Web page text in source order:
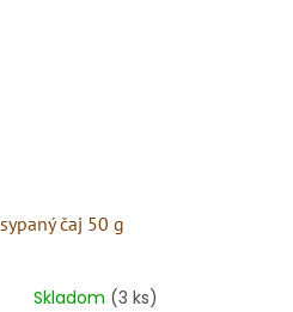
čaj 50 g
Skladom (3 ks)